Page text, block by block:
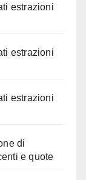
estrazioni
estrazioni
estrazioni
di
e quote